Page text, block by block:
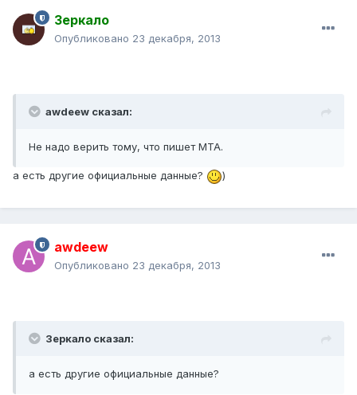
Зеркало
Опубликовано 23 декабря, 2013
awdeew сказал:
Не надо верить тому, что пишет МТА.
а есть другие официальные данные? )
awdeew
Опубликовано 23 декабря, 2013
Зеркало сказал:
а есть другие официальные данные?